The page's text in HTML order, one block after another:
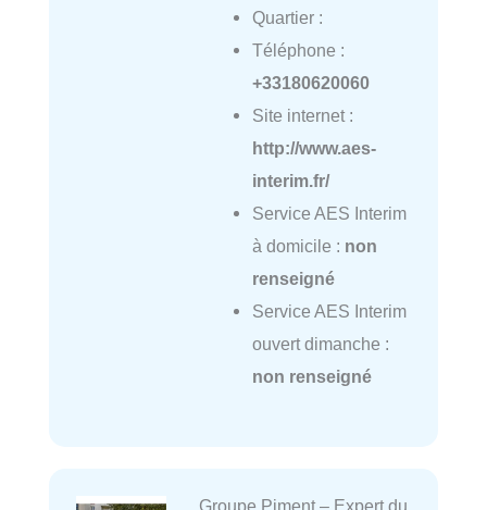
Quartier :
Téléphone :
+33180620060
Site internet :
http://www.aes-
interim.fr/
Service AES Interim
à domicile : non
renseigné
Service AES Interim
ouvert dimanche :
non renseigné
Groupe Piment – Expert du